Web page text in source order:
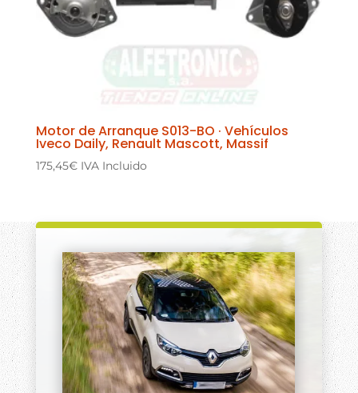
Motor de Arranque S013-BO · Vehículos
Iveco Daily, Renault Mascott, Massif
175,45€ IVA Incluido